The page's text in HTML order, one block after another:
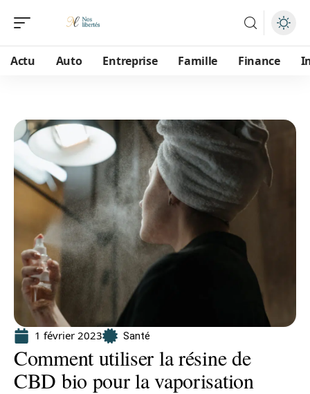
Actu Auto Entreprise Famille Finance
1 février 2023 Santé
Comment utiliser la résine de
CBD bio pour la vaporisation